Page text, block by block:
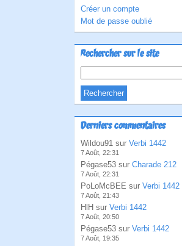
Créer un compte
Mot de passe oublié
Rechercher sur le site
Derniers commentaires
Wildou91 sur Verbi 1442
7 Août, 22:31
Pégase53 sur Charade 212
7 Août, 22:31
PoLoMcBEE sur Verbi 1442
7 Août, 21:43
HlH sur Verbi 1442
7 Août, 20:50
Pégase53 sur Verbi 1442
7 Août, 19:35